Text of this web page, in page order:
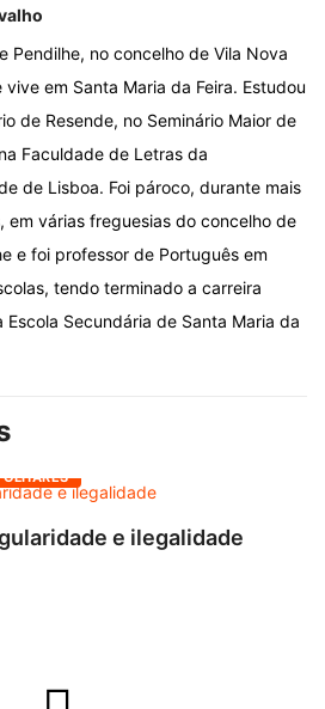
Pendilhe, no concelho de Vila Nova
vive em Santa Maria da Feira. Estudou
de Resende, no Seminário Maior de
Faculdade de Letras da
de Lisboa. Foi pároco, durante mais
em várias freguesias do concelho de
e foi professor de Português em
tendo terminado a carreira
Escola Secundária de Santa Maria da
OLHARES
e ilegalidade